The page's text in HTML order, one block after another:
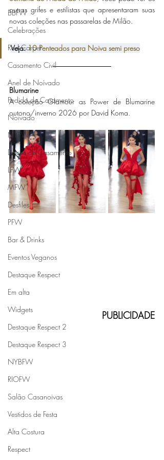
BBFW
Celebrações
Red Carpet
Casamento Civil
Anel de Noivado
Pedido de Casamento
Noivado
NYFW
Doces de Casamento
LFW
MFW
Desfiles
PFW
Bar & Drinks
Eventos Veganos
Destaque Respect
Em alta
Widgets
Destaque Respect 2
Destaque Respect 3
NYBFW
RIOFW
Salão Casanoivas
Vestidos de Festa
Alta Costura
Respect
outras grifes e estilistas que apresentaram suas
novas coleções nas passarelas de Milão.
Veja: 10 Penteados para Noiva semi preso
Blumarine
A coleção Glamour as Power de Blumarine
outono/inverno 2026 por David Koma.
PUBLICIDADE